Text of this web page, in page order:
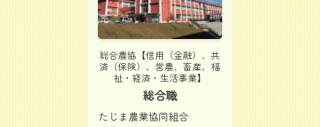
総合農協【信用（金融）、共
済（保険）、営農、畜産、福
祉・経済・生活事業】
総合職
たじま農業協同組合